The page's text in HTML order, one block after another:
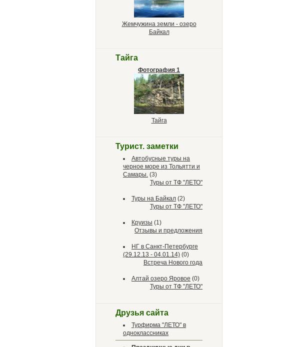
Жемчужина земли - озеро
Байкал
Тайга
Фотография 1
Тайга
Турист. заметки
Автобусные туры на
черное море из Тольятти и
Самары. (3)
Туры от ТФ "ЛЕТО"
Туры на Байкал (2)
Туры от ТФ "ЛЕТО"
Круизы (1)
Отзывы и предложения
НГ в Санкт-Петербурге
(29.12.13 - 04.01.14) (0)
Встреча Нового года
Алтай озеро Яровое (0)
Туры от ТФ "ЛЕТО"
Друзья сайта
Турфирма "ЛЕТО" в
одноклассниках